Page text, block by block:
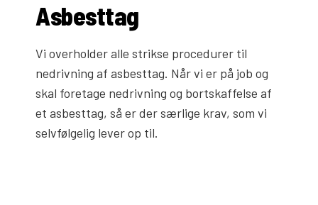
Asbesttag
Vi overholder alle strikse procedurer til
nedrivning af asbesttag. Når vi er på job og
skal foretage nedrivning og bortskaffelse af
et asbesttag, så er der særlige krav, som vi
selvfølgelig lever op til.